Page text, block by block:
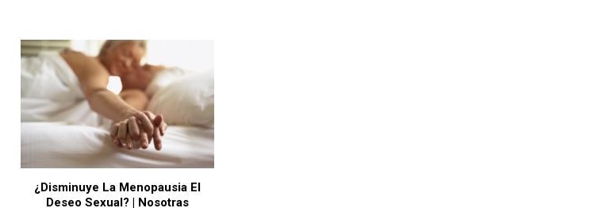
¿Disminuye La Menopausia El
Deseo Sexual? | Nosotras